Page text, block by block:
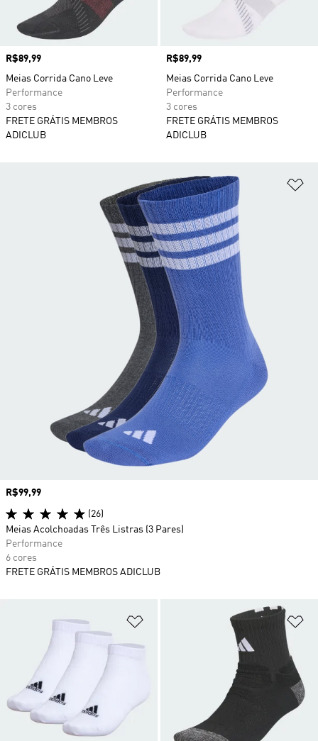
Preço
R$89,99
Meias Corrida Cano Leve
Performance
3 cores
FRETE GRÁTIS MEMBROS
ADICLUB
Preço
R$89,99
Meias Corrida Cano Leve
Performance
3 cores
FRETE GRÁTIS MEMBROS
ADICLUB
Adicionar à Lista de Desejos
Preço
R$99,99
(26)
Meias Acolchoadas Três Listras (3 Pares)
Performance
6 cores
FRETE GRÁTIS MEMBROS ADICLUB